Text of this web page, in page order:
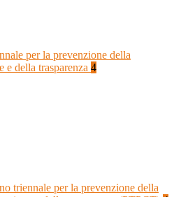
per la prevenzione della
e della trasparenza 4
triennale per la prevenzione della